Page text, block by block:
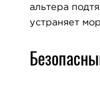
альтера
устраняет